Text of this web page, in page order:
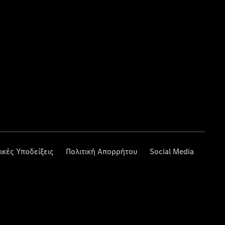
Υποδείξεις Πολιτική Απορρήτου Social Media